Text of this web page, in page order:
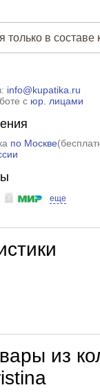
только в составе
info@kupatika.ru
с юр. лицами
по Москве(
еще
из